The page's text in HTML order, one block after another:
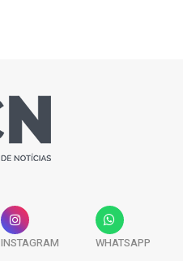
INSTAGRAM WHATSAPP